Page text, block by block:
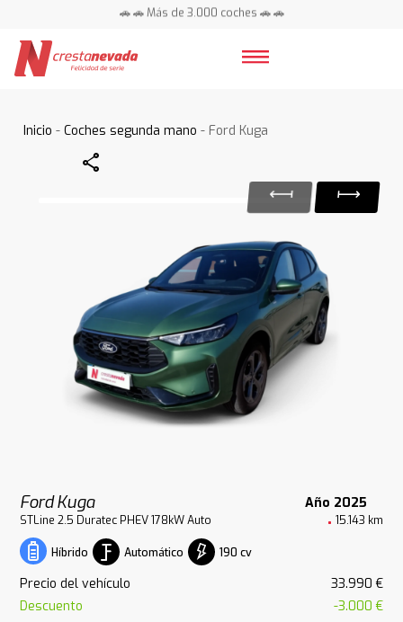
🚗 🚗 Más de 3.000 coches 🚗 🚗
Inicio -Coches segunda mano - Ford Kuga
Share
Ford Kuga Año 2025
STLine 2.5 Duratec PHEV 178kW Auto 15.143 km
Híbrido Automático 190 cv
Precio del vehículo
33.990 €
Descuento
-3.000 €